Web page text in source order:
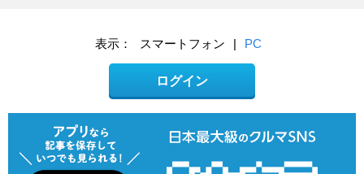
表示： スマートフォン | PC
ログイン